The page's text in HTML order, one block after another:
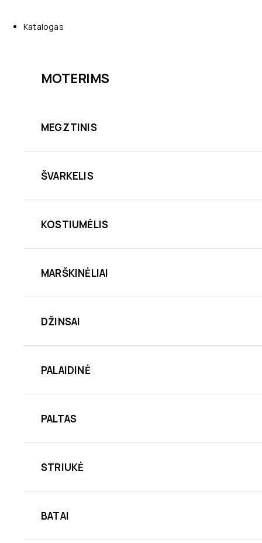
Katalogas
MOTERIMS
MEGZTINIS
ŠVARKELIS
KOSTIUMĖLIS
MARŠKINĖLIAI
DŽINSAI
PALAIDINĖ
PALTAS
STRIUKĖ
BATAI